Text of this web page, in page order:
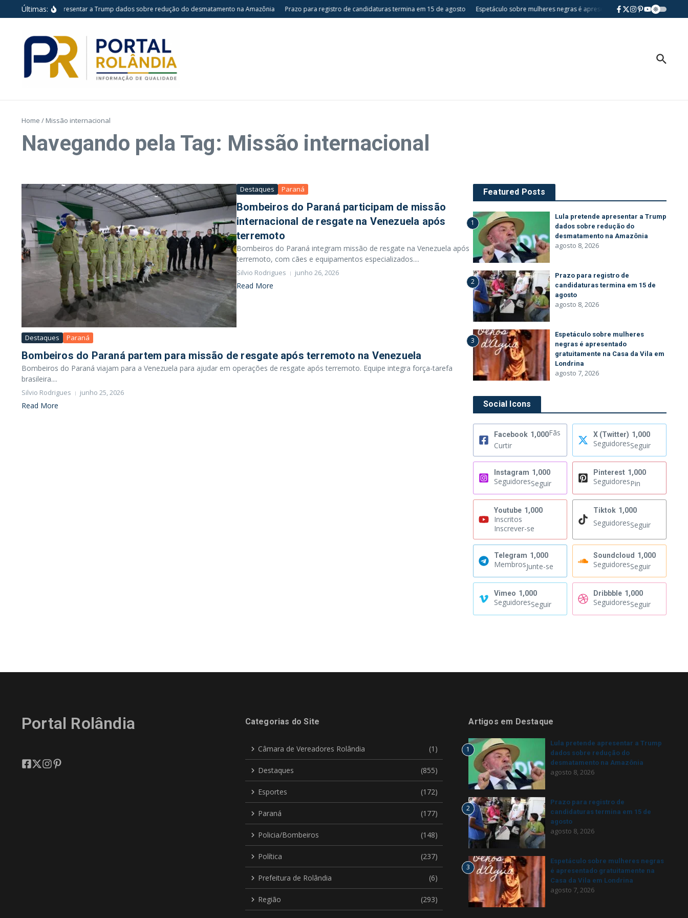
Ir para o conteúdo
Últimas:
Lula pretende apresentar a Trump dados sobre redução do desmatamento na Amazônia Prazo para registro de candidaturas termina em 15 de agosto Espetáculo sobre mulheres negras é apresentado gratuitamente na Casa
Home / Missão internacional
Navegando pela Tag: Missão internacional
Destaques Paraná
Bombeiros do Paraná participam de missão
internacional de resgate na Venezuela após
terremoto
Bombeiros do Paraná integram missão de resgate na Venezuela após
terremoto, com cães e equipamentos especializados....
Silvio Rodrigues junho 26, 2026
Read More
Destaques Paraná
Bombeiros do Paraná partem para missão de resgate após terremoto na Venezuela
Bombeiros do Paraná viajam para a Venezuela para ajudar em operações de resgate após terremoto. Equipe integra força-tarefa
brasileira....
Silvio Rodrigues junho 25, 2026
Read More
Featured Posts
1
Lula pretende apresentar a Trump
dados sobre redução do
desmatamento na Amazônia
agosto 8, 2026
2
Prazo para registro de
candidaturas termina em 15 de
agosto
agosto 8, 2026
3
Espetáculo sobre mulheres
negras é apresentado
gratuitamente na Casa da Vila em
Londrina
agosto 7, 2026
Social Icons
Facebook 1,000Fãs
Curtir
X (Twitter) 1,000
SeguidoresSeguir
Instagram 1,000
SeguidoresSeguir
Pinterest 1,000
SeguidoresPin
Youtube 1,000
Inscritos
Inscrever-se
Tiktok 1,000
SeguidoresSeguir
Telegram 1,000
MembrosJunte-se
Soundcloud 1,000
SeguidoresSeguir
Vimeo 1,000
SeguidoresSeguir
Dribbble 1,000
SeguidoresSeguir
Portal Rolândia Categorias do Site
Câmara de Vereadores Rolândia (1)
Destaques (855)
Esportes (172)
Paraná (177)
Policia/Bombeiros (148)
Política (237)
Prefeitura de Rolândia (6)
Região (293)
Artigos em Destaque
1
Lula pretende apresentar a Trump
dados sobre redução do
desmatamento na Amazônia
agosto 8, 2026
2
Prazo para registro de
candidaturas termina em 15 de
agosto
agosto 8, 2026
3
Espetáculo sobre mulheres negras
é apresentado gratuitamente na
Casa da Vila em Londrina
agosto 7, 2026